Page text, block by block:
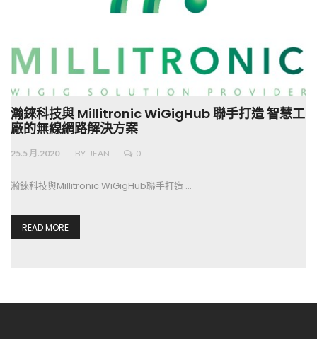
瀚錸科技與 Millitronic WiGigHub 聯手打造 智慧工
廠的無線網路解決方案
25.5 月.2020 BY JEAN 0
瀚錸科技與Millitronic WiGigHub聯手打造 …
READ MORE